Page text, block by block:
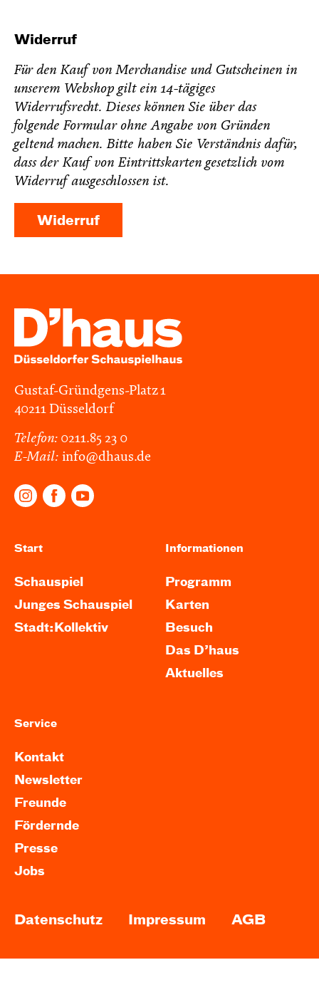
Widerruf
Für den Kauf von Merchandise und Gutscheinen in
unserem Webshop gilt ein 14-tägiges
Widerrufsrecht. Dieses können Sie über das
folgende Formular ohne Angabe von Gründen
geltend machen. Bitte haben Sie Verständnis dafür,
dass der Kauf von Eintrittskarten gesetzlich vom
Widerruf ausgeschlossen ist.
Widerruf
Gustaf-Gründgens-Platz 1
40211 Düsseldorf
Telefon: 0211.85 23 0
E-Mail: info@dhaus.de
Start
Schauspiel
Junges Schauspiel
Stadt:Kollektiv
Informationen
Programm
Karten
Besuch
Das D’haus
Aktuelles
Service
Kontakt
Newsletter
Freunde
Fördernde
Presse
Jobs
Datenschutz Impressum AGB